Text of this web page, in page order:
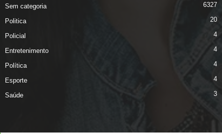
Sem categoria 6327
Politica 20
Policial 4
Entretenimento 4
Política 4
Esporte 4
Saúde 3